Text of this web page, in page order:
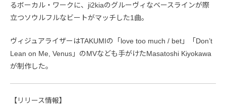
るボーカル・ワークに、ji2kiaのグルーヴィなベースラインが際
立つソウルフルなビートがマッチした1曲。
ヴィジュアライザーはTAKUMIの「love too much / bet」「Don’t
Lean on Me, Venus」のMVなども手がけたMasatoshi Kiyokawa
が制作した。
【リリース情報】